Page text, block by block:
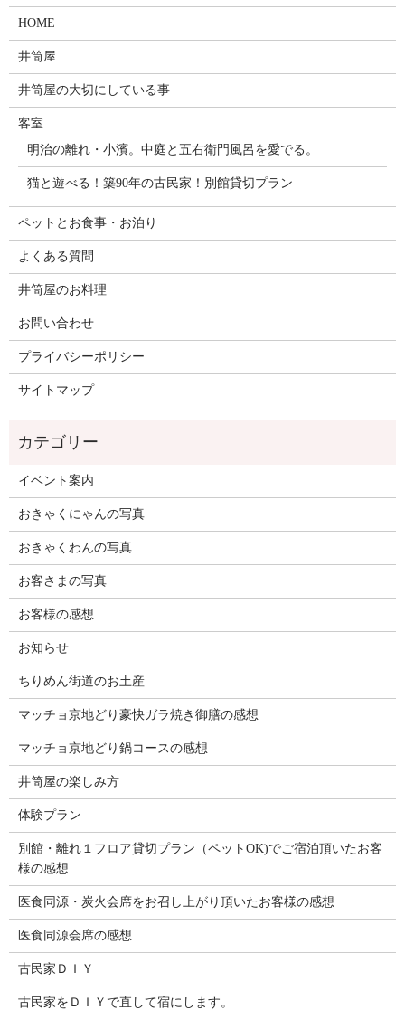
HOME
井筒屋
井筒屋の大切にしている事
客室
明治の離れ・小濱。中庭と五右衛門風呂を愛でる。
猫と遊べる！築90年の古民家！別館貸切プラン
ペットとお食事・お泊り
よくある質問
井筒屋のお料理
お問い合わせ
プライバシーポリシー
サイトマップ
イベント案内
おきゃくにゃんの写真
おきゃくわんの写真
お客さまの写真
お客様の感想
お知らせ
ちりめん街道のお土産
マッチョ京地どり豪快ガラ焼き御膳の感想
マッチョ京地どり鍋コースの感想
井筒屋の楽しみ方
体験プラン
別館・離れ１フロア貸切プラン（ペットOK)でご宿泊頂いたお客
様の感想
医食同源・炭火会席をお召し上がり頂いたお客様の感想
医食同源会席の感想
古民家ＤＩＹ
古民家をＤＩＹで直して宿にします。